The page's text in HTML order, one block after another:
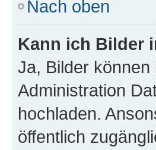
Nach oben
Kann ich Bilder
Ja, Bilder
Administration
hochladen.
öffentlich